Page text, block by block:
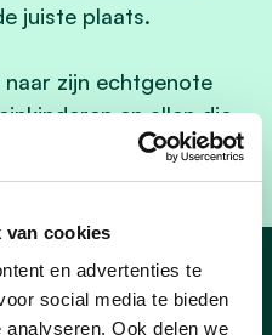
van cookies
en advertenties te
social media te bieden
Ook delen we
juiste plaats.
zijn echtgenote
en allen die